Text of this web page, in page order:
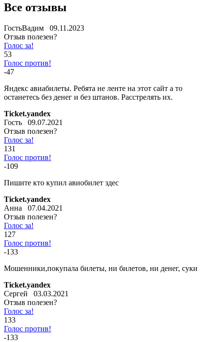
Все отзывы
ГостьВадим 09.11.2023
Отзыв полезен?
Голос за!
53
Голос против!
-47
Яндекс авиабилеты. Ребята не ленте на этот сайт а то
останетесь без денег и без штанов. Расстрелять их.
Ticket.yandex
Гость 09.07.2021
Отзыв полезен?
Голос за!
131
Голос против!
-109
Пишите кто купил авиобилет здес
Ticket.yandex
Анна 07.04.2021
Отзыв полезен?
Голос за!
127
Голос против!
-133
Мошенники,покупала билеты, ни билетов, ни денег, суки
Ticket.yandex
Сергей 03.03.2021
Отзыв полезен?
Голос за!
133
Голос против!
-133